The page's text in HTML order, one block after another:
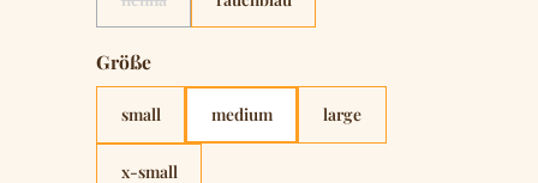
(Diese Option ist zurzeit nicht verfügbar.)
Größeauswählen
small medium large
x-small